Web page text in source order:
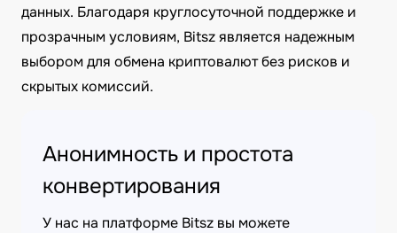
данных. Благодаря круглосуточной поддержке и
прозрачным условиям, Bitsz является надежным
выбором для обмена криптовалют без рисков и
скрытых комиссий.
Анонимность и простота
конвертирования
У нас на платформе Bitsz вы можете